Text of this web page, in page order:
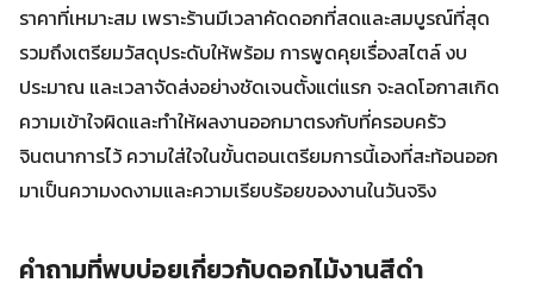
ราคาที่เหมาะสม เพราะร้านมีเวลาคัดดอกที่สดและสมบูรณ์ที่สุด
รวมถึงเตรียมวัสดุประดับให้พร้อม การพูดคุยเรื่องสไตล์ งบ
ประมาณ และเวลาจัดส่งอย่างชัดเจนตั้งแต่แรก จะลดโอกาสเกิด
ความเข้าใจผิดและทำให้ผลงานออกมาตรงกับที่ครอบครัว
จินตนาการไว้ ความใส่ใจในขั้นตอนเตรียมการนี้เองที่สะท้อนออก
มาเป็นความงดงามและความเรียบร้อยของงานในวันจริง
คำถามที่พบบ่อยเกี่ยวกับดอกไม้งานสีดํา